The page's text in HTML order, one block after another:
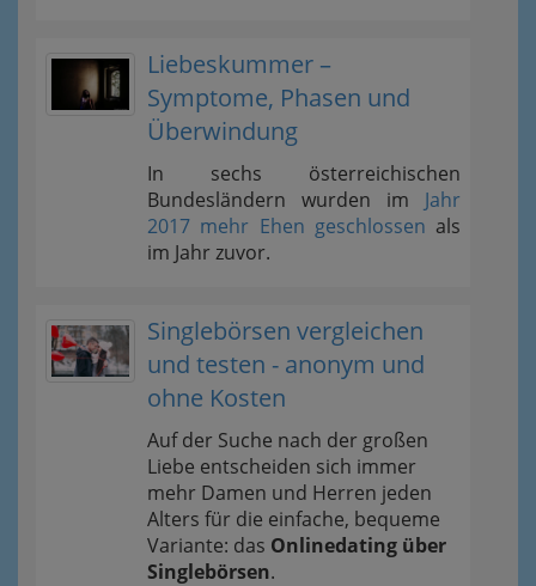
Liebeskummer –
Symptome, Phasen und
Überwindung
In sechs österreichischen
Bundesländern wurden im Jahr
2017 mehr Ehen geschlossen als
im Jahr zuvor.
Singlebörsen vergleichen
und testen - anonym und
ohne Kosten
Auf der Suche nach der großen
Liebe entscheiden sich immer
mehr Damen und Herren jeden
Alters für die einfache, bequeme
Variante: das Onlinedating über
Singlebörsen.